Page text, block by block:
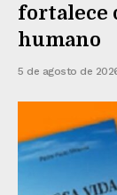
fortalece
humano
5 de agosto de